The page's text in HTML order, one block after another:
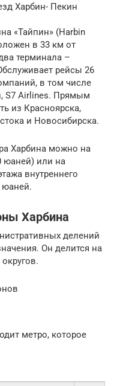
Харбин- Пекин
«Тайпин» (Harbin
в 33 км от
терминала –
рейсы 26
в том числе
S7 Airlines. Прямым
из Красноярска,
и Новосибирска.
Харбина можно на
юаней) или на
внутреннего
юаней.
Харбина
делений
Он делится на
метро, которое